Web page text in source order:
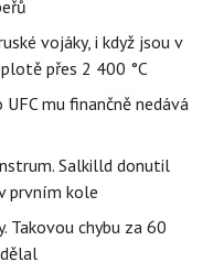
vojáky, i když jsou v
přes 2 400 °C
mu finančně nedává
Salkilld donutil
prvním kole
Takovou chybu za 60